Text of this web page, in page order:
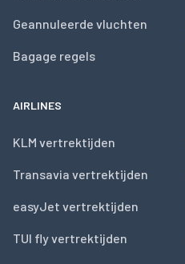
Geannuleerde vluchten
Bagage regels
AIRLINES
KLM vertrektijden
Transavia vertrektijden
easyJet vertrektijden
TUI fly vertrektijden